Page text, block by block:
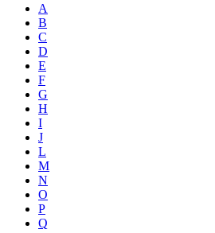
A
B
C
D
E
F
G
H
I
J
L
M
N
O
P
Q